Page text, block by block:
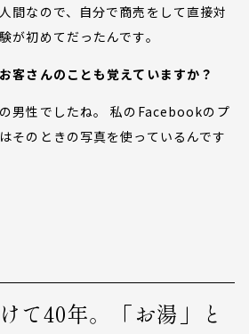
間なので、自分で商売をして直接対
が初めてだったんです。
客さんのことも覚えていますか？
男性でしたね。 私のFacebookのプ
そのときの写真を使っているんです
て40年。「お湯」と